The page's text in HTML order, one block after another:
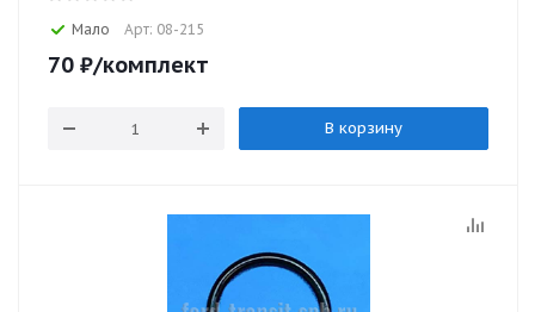
Мало Арт: 08-215
70 ₽/комплект
В корзину